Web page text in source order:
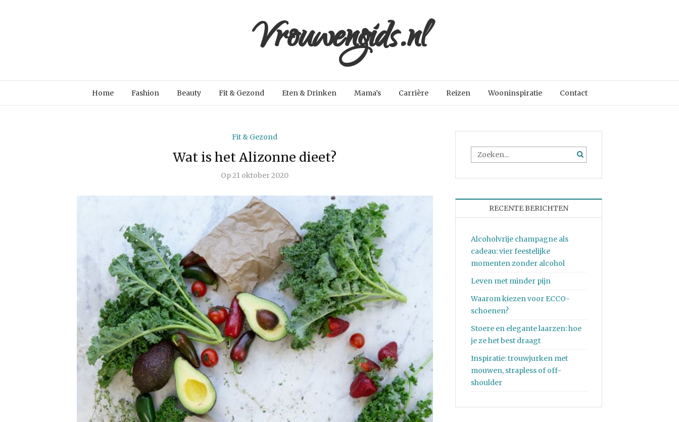
Vrouwengids.nl
Home Fashion Beauty Fit & Gezond Eten & Drinken Mama’s Carrière Reizen Wooninspiratie Contact
Fit & Gezond
Wat is het Alizonne dieet?
Op21 oktober 2020
RECENTE BERICHTEN
Alcoholvrije champagne als
cadeau: vier feestelijke
momenten zonder alcohol
Leven met minder pijn
Waarom kiezen voor ECCO-
schoenen?
Stoere en elegante laarzen: hoe
je ze het best draagt
Inspiratie: trouwjurken met
mouwen, strapless of off-
shoulder